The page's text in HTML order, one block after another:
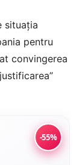
situaţia
pentru
convingerea
-55%